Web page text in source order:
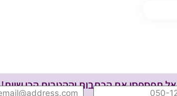
אל תפספסי את הכתבות וההטבות הכי שוות!